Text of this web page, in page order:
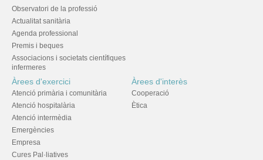
Observatori de la professió
Actualitat sanitària
Agenda professional
Premis i beques
Associacions i societats científiques
infermeres
Àrees d'exercici
Atenció primària i comunitària
Atenció hospitalària
Atenció intermèdia
Emergències
Empresa
Cures Pal·liatives
Àrees d'interès
Cooperació
Ètica